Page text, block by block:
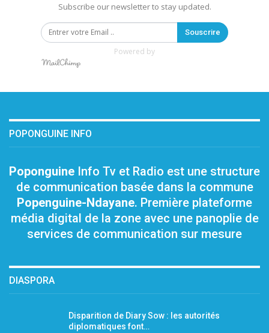
Subscribe our newsletter to stay updated.
Souscrire
Powered by
POPONGUINE INFO
Poponguine Info Tv et Radio est une structure
de communication basée dans la commune
Popenguine-Ndayane. Première plateforme
média digital de la zone avec une panoplie de
services de communication sur mesure
DIASPORA
Disparition de Diary Sow : les autorités
diplomatiques font…